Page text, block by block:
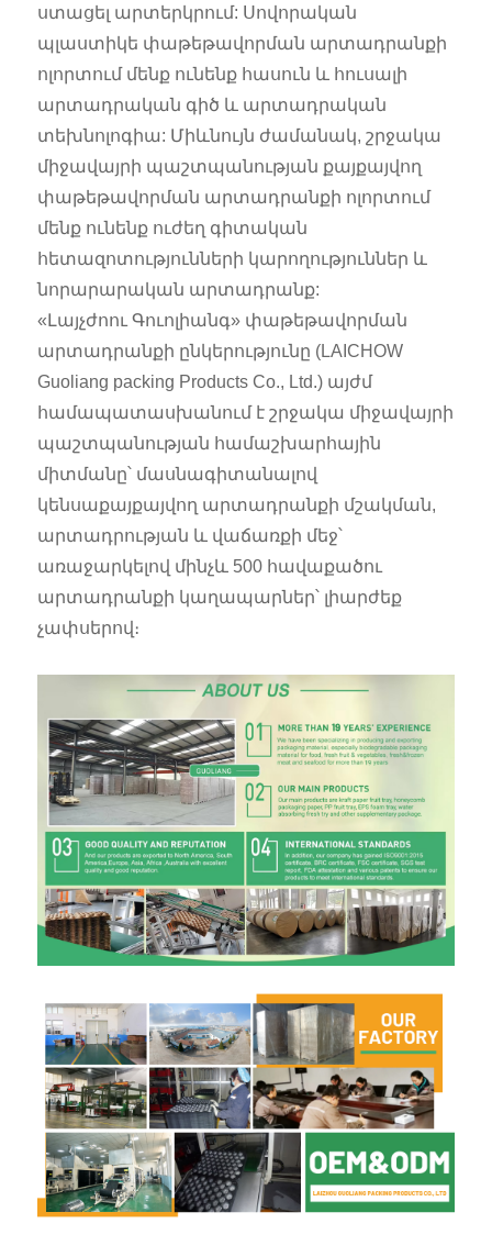
ստացել արտերկրում: Սովորական
պլաստիկե փաթեթավորման արտադրանքի
ոլորտում մենք ունենք հասուն և հուսալի
արտադրական գիծ և արտադրական
տեխնոլոգիա: Միևնույն ժամանակ, շրջակա
միջավայրի պաշտպանության քայքայվող
փաթեթավորման արտադրանքի ոլորտում
մենք ունենք ուժեղ գիտական ​​​​
հետազոտությունների կարողություններ և
նորարարական արտադրանք:
«Լայչժոու Գուոլիանգ» փաթեթավորման
արտադրանքի ընկերությունը (LAICHOW
Guoliang packing Products Co., Ltd.) այժմ
համապատասխանում է շրջակա միջավայրի
պաշտպանության համաշխարհային
միտմանը՝ մասնագիտանալով
կենսաքայքայվող արտադրանքի մշակման,
արտադրության և վաճառքի մեջ՝
առաջարկելով մինչև 500 հավաքածու
արտադրանքի կաղապարներ՝ լիարժեք
չափսերով։